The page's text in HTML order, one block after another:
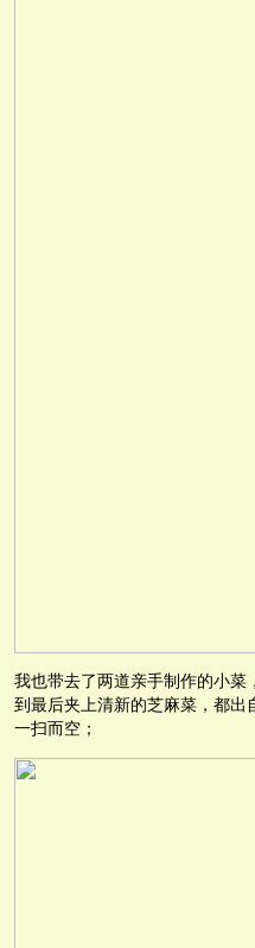
我也带去了两道亲手制作的小菜
到最后夹上清新的芝麻菜，都出
一扫而空；